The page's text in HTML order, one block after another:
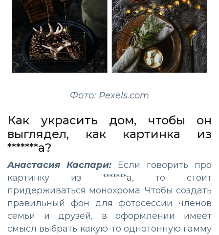
Фото: Pexels.com
Как украсить дом, чтобы он
выглядел, как картинка из
*******а?
Анастасия Каспари: Если говорить про
картинку из *******а, то стоит
придерживаться монохрома. Чтобы создать
правильный фон для фотосессии членов
семьи и друзей, в оформлении имеет
смысл выбрать какую-то однотонную гамму